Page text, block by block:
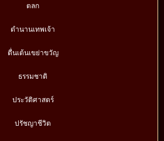
ตลก
ตำนานเทพเจ้า
ตื่นเต้นเขย่าขวัญ
ธรรมชาติ
ประวัติศาสตร์
ปรัชญาชีวิต